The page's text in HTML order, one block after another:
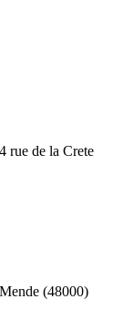
4 rue de la Crete
Mende (48000)